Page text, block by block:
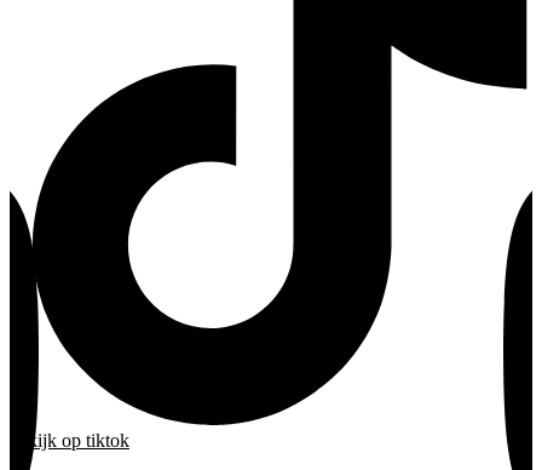
bekijk op tiktok